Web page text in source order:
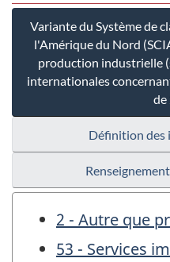
Variante du Système de
l'Amérique du Nord
production industrielle
internationales
de
Définition des
2 - Autre que
53 - Services